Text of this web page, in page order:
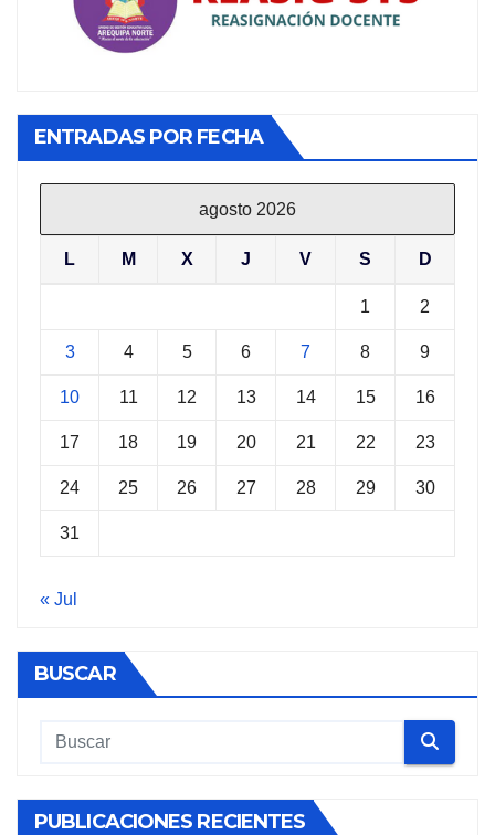
ENTRADAS POR FECHA
agosto 2026
L M X J V S D
1 2
3 4 5 6 7 8 9
10 11 12 13 14 15 16
17 18 19 20 21 22 23
24 25 26 27 28 29 30
31
« Jul
BUSCAR
PUBLICACIONES RECIENTES